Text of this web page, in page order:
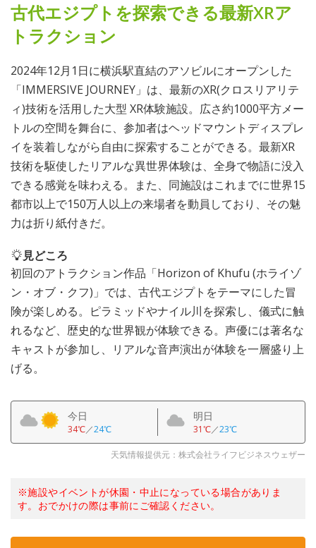
古代エジプトを探索できる最新XRア
トラクション
2024年12月1日に横浜駅直結のアソビルにオープンした
「IMMERSIVE JOURNEY」は、最新のXR(クロスリアリテ
ィ)技術を活用した大型 XR体験施設。広さ約1000平方メー
トルの空間を舞台に、参加者はヘッドマウントディスプレ
イを装着しながら自由に探索することができる。最新XR
技術を駆使したリアルな異世界体験は、全身で物語に没入
できる感覚を味わえる。また、同施設はこれまでに世界15
都市以上で150万人以上の来場者を動員しており、その魅
力は折り紙付きだ。
見どころ
初回のアトラクション作品「Horizon of Khufu (ホライゾ
ン・オブ・クフ)」では、古代エジプトをテーマにした冒
険が楽しめる。ピラミッドやナイル川を探索し、儀式に触
れるなど、歴史的な世界観が体験できる。声優には著名な
キャストが参加し、リアルな音声演出が体験を一層盛り上
げる。
今日
34℃／24℃
明日
31℃／23℃
天気情報提供元：株式会社ライフビジネスウェザー
※施設やイベントが休園・中止になっている場合がありま
す。おでかけの際は事前にご確認ください。